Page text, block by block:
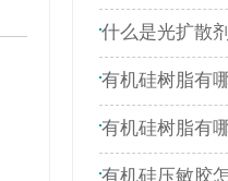
什么是光扩散
有机硅树脂有哪
有机硅树脂有
有机硅压敏胶